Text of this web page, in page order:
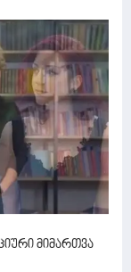
მიმართვა